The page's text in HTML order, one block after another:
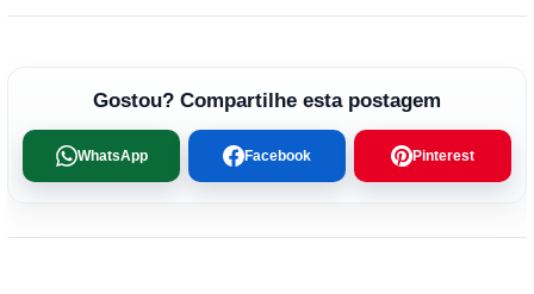
Gostou? Compartilhe esta postagem
WhatsApp Facebook Pinterest